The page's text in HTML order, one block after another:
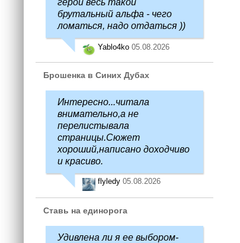
герой весь такой
брутальный альфа - чего
ломаться, надо отдаться ))
Yablo4ko 05.08.2026
Брошенка в Синих Дубах
Интересно...читала
внимательно,а не
перелистывала
страницы.Сюжет
хороший,написано доходчиво
и красиво.
flyledy 05.08.2026
Ставь на единорога
Удивлена ли я ее выбором-